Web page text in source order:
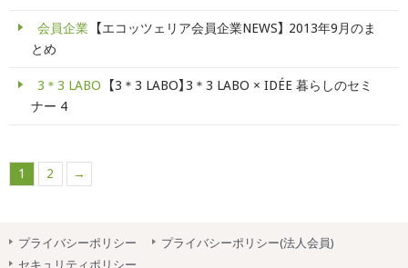
会員企業
【エコッツェリア会員企業NEWS】 2013年9月のま
とめ
3＊3 LABO
【3＊3 LABO】3＊3 LABO × IDÉE 暮らしのセミ
ナー 4
1 2 →
プライバシーポリシー
プライバシーポリシー(法人会員)
セキュリティポリシー